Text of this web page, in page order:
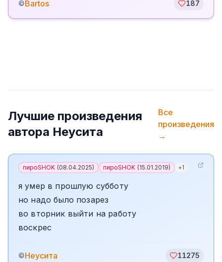
©Bartos 187
Лучшие произведения
автора Неусита
Все
произведения
→
пироSHOK (08.04.2025) пироSHOK (15.01.2019) +1
я умер в прошлую субботу
но надо было позарез
во вторник выйти на работу
воскрес
©Неусита 11275